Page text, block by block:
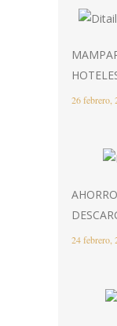
26 febrero,
24 febrero,